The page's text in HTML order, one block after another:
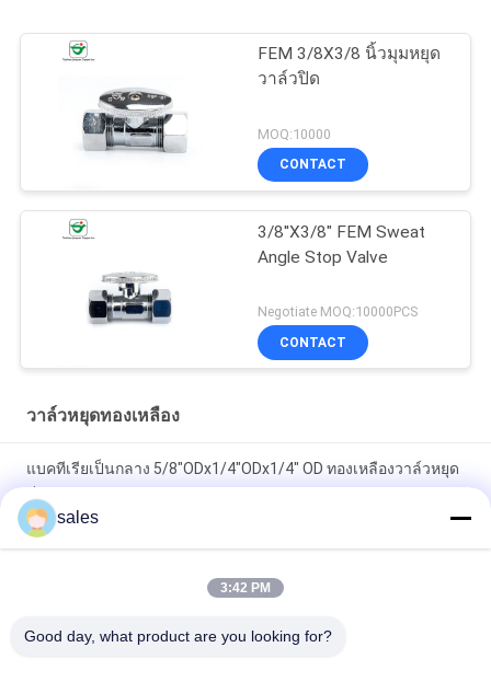
FEM 3/8X3/8 นิ้วมุมหยุด
วาล์วปิด
MOQ:10000
CONTACT
3/8''X3/8" FEM Sweat
Angle Stop Valve
Negotiate MOQ:10000PCS
CONTACT
วาล์วหยุดทองเหลือง
แบคทีเรียเป็นกลาง 5/8"ODx1/4"ODx1/4" OD ทองเหลืองวาล์วหยุด
คู่
sales
3:42 PM
Good day, what product are you looking for?